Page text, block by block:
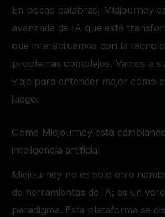
En pocas palabras, Midjourney
avanzada de IA que está
que interactuamos con la
problemas complejos. Vamos a
viaje para entender mejor cómo
juego.
Cómo Midjourney está
inteligencia artificial
Midjourney no es solo otro
de herramientas de IA; es un
paradigma. Esta plataforma se